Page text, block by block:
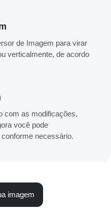
de Imagem para virar
verticalmente, de acordo
com as modificações,
você pode
necessário.
imagem